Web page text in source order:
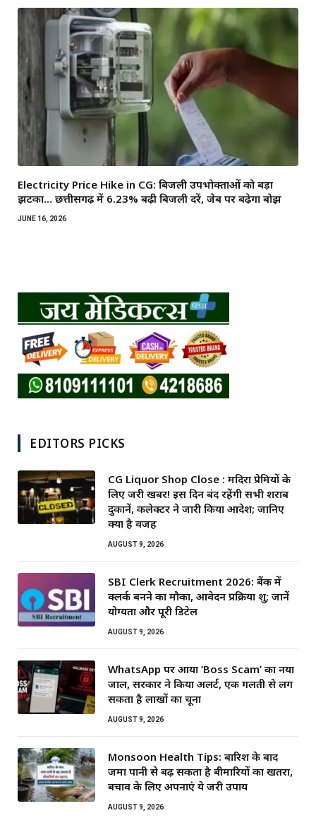
Electricity Price Hike in CG: बिजली उपभोक्ताओं को बड़ा
झटका… छत्तीसगढ़ में 6.23% बढ़ी बिजली दरें, जेब पर बढ़ेगा बोझ
JUNE 16, 2026
EDITORS PICKS
CG Liquor Shop Close : मदिरा प्रेमियों के
लिए जरूरी खबर! इस दिन बंद रहेंगी सभी शराब
दुकानें, कलेक्टर ने जारी किया आदेश; जानिए
क्या है वजह
AUGUST 9, 2026
SBI Clerk Recruitment 2026: बैंक में
क्लर्क बनने का मौका, आवेदन प्रक्रिया शुरू; जानें
योग्यता और पूरी डिटेल
AUGUST 9, 2026
WhatsApp पर आया ‘Boss Scam’ का नया
जाल, सरकार ने किया अलर्ट, एक गलती से लग
सकता है लाखों का चूना
AUGUST 9, 2026
Monsoon Health Tips: बारिश के बाद
जमा पानी से बढ़ सकता है बीमारियों का खतरा,
बचाव के लिए अपनाएं ये जरूरी उपाय
AUGUST 9, 2026